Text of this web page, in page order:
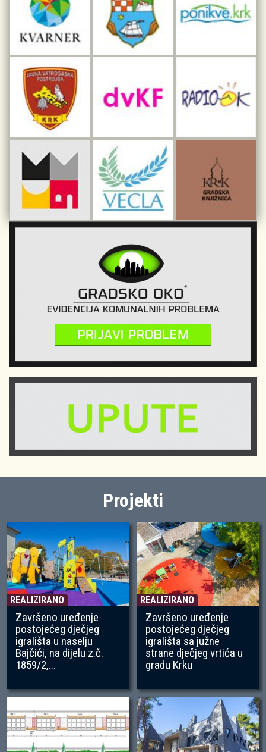
Projekti
REALIZIRANO
Završeno uređenje
postojećeg dječjeg
igrališta u naselju
Bajčići, na dijelu z.č.
1859/2,...
REALIZIRANO
Završeno uređenje
postojećeg dječjeg
igrališta sa južne
strane dječjeg vrtića u
gradu Krku